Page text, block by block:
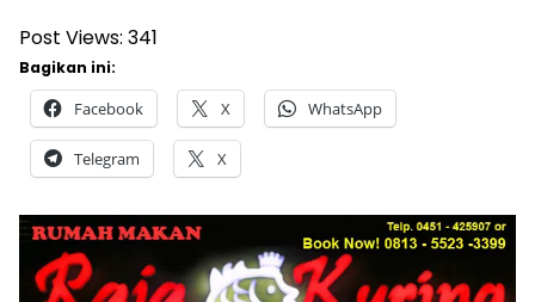
Post Views: 341
Bagikan ini:
Facebook X WhatsApp
Telegram X